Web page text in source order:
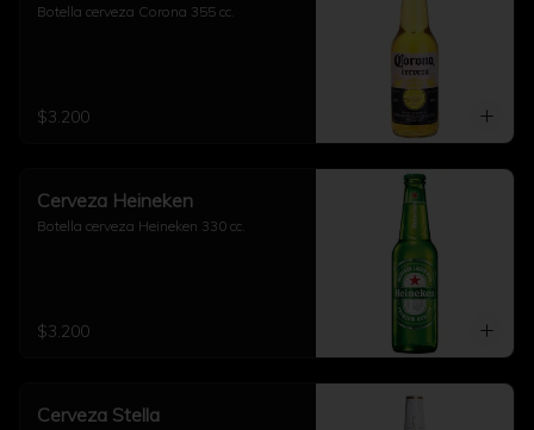
Botella cerveza Corona 355 cc.
$3.200
Cerveza Heineken
Botella cerveza Heineken 330 cc.
$3.200
Cerveza Stella